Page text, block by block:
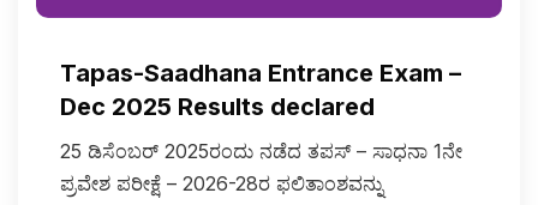
Tapas-Saadhana Entrance Exam –
Dec 2025 Results declared
25 ಡಿಸೆಂಬರ್ 2025ರಂದು ನಡೆದ ತಪಸ್‌ – ಸಾಧನಾ 1ನೇ
ಪ್ರವೇಶ ಪರೀಕ್ಷೆ – 2026-28ರ ಫಲಿತಾಂಶವನ್ನು